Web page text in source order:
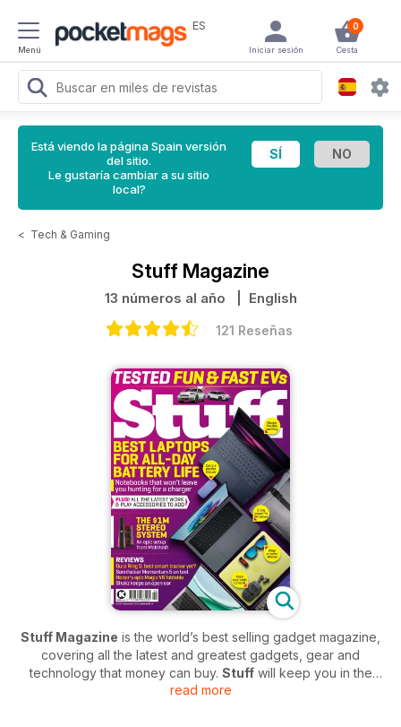
Menú
ES 0
Cesta
Iniciar sesión
Está viendo la página Spain versión
del sitio.
Le gustaría cambiar a su sitio
local?
< Tech & Gaming
Stuff Magazine
13 números al año | English
121 Reseñas
Stuff Magazine is the world’s best selling gadget magazine,
covering all the latest and greatest gadgets, gear and
technology that money can buy. Stuffwill keep you in the
loop with the most exciting technology products months
read more